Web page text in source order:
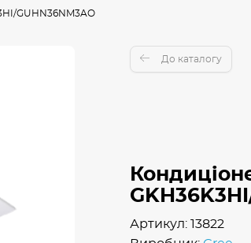
GUHN36NM3AO
До каталогу
Артикул: 13822